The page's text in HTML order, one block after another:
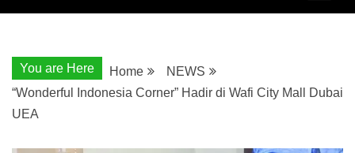
You are Here Home
NEWS
“Wonderful Indonesia Corner” Hadir di Wafi City Mall Dubai
UEA